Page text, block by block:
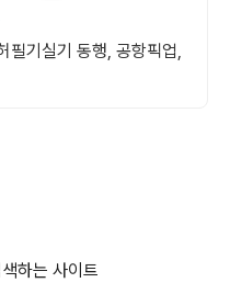
필기실기 동행, 공항픽업,
하는 사이트